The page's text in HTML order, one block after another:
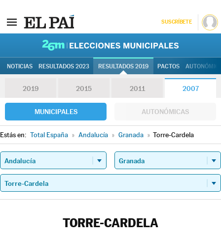
SUSCRÍBETE
NOTICIAS RESULTADOS 2023 RESULTADOS 2019 PACTOS
2019 2015 2011 2007
MUNICIPALES AUTONÓMICAS
Estás en: Total España » Andalucía » Granada » Torre-Cardela
TORRE-CARDELA